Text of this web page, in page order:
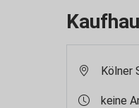
Kölner
keine